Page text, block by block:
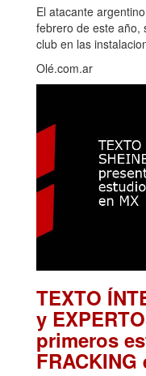
El atacante
febrero de este año,
club en las
Olé.com.ar
TEXTO
y
primeros
FRACKING